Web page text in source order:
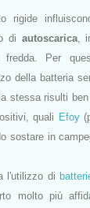
rigide
di autoscarica,
fredda. Per
della batteria
stessa risulti
quali Efoy
sostare in
l'utilizzo di
molto più